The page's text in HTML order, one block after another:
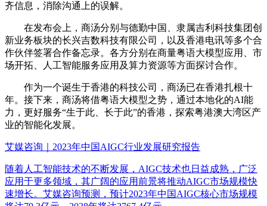
齐信息，消除沟通上的误解。
在发布会上，商汤分别与德勤中国、隶属吉利科技集团创
新业务板块的长兴吉数科技有限公司，以及香港电讯等多个合
作伙伴签署合作备忘录。各方分别在商量粤语大模型应用、市
场开拓、人工智能服务应用及算力资源等方面探讨合作。
作为一个诞生于香港的科技公司，商汤已在香港扎根十
年。接下来，商汤将借粤语大模型之势，通过本地化的AI能
力，更好服务“生于此、长于此”的香港，探索粤港澳大湾区产
业的智能化发展。
艾媒咨询｜2023年中国AIGC行业发展研究报告
随着人工智能技术的不断发展，AIGC技术也日益成熟，广泛
应用于更多领域，其广阔的应用前景将推动AIGC市场规模快
速增长。艾媒咨询预测，预计2023年中国AIGC核心市场规模